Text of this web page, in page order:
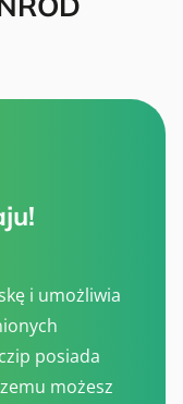
i umożliwia
posiada
możesz